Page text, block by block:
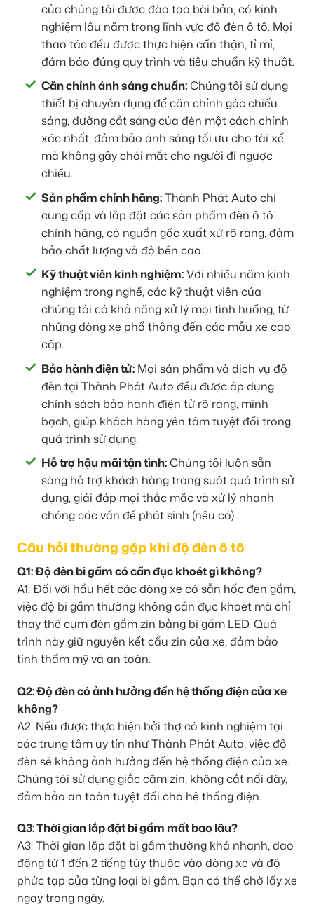
của chúng tôi được đào tạo bài bản, có kinh
nghiệm lâu năm trong lĩnh vực độ đèn ô tô. Mọi
thao tác đều được thực hiện cẩn thận, tỉ mỉ,
đảm bảo đúng quy trình và tiêu chuẩn kỹ thuật.
Căn chỉnh ánh sáng chuẩn:Chúng tôi sử dụng
thiết bị chuyên dụng để căn chỉnh góc chiếu
sáng, đường cắt sáng của đèn một cách chính
xác nhất, đảm bảo ánh sáng tối ưu cho tài xế
mà không gây chói mắt cho người đi ngược
chiều.
Sản phẩm chính hãng:Thành Phát Auto chỉ
cung cấp và lắp đặt các sản phẩm đèn ô tô
chính hãng, có nguồn gốc xuất xứ rõ ràng, đảm
bảo chất lượng và độ bền cao.
Kỹ thuật viên kinh nghiệm:Với nhiều năm kinh
nghiệm trong nghề, các kỹ thuật viên của
chúng tôi có khả năng xử lý mọi tình huống, từ
những dòng xe phổ thông đến các mẫu xe cao
cấp.
Bảo hành điện tử: Mọi sản phẩm và dịch vụ độ
đèn tại Thành Phát Auto đều được áp dụng
chính sách bảo hành điện tử rõ ràng, minh
bạch, giúp khách hàng yên tâm tuyệt đối trong
quá trình sử dụng.
Hỗ trợ hậu mãi tận tình:Chúng tôi luôn sẵn
sàng hỗ trợ khách hàng trong suốt quá trình sử
dụng, giải đáp mọi thắc mắc và xử lý nhanh
chóng các vấn đề phát sinh (nếu có).
Câu hỏi thường gặp khi độ đèn ô tô
Q1: Độ đèn bi gầm có cần đục khoét gì không?
A1: Đối với hầu hết các dòng xe có sẵn hốc đèn gầm,
việc độ bi gầm thường không cần đục khoét mà chỉ
thay thế cụm đèn gầm zin bằng bi gầm LED. Quá
trình này giữ nguyên kết cấu zin của xe, đảm bảo
tính thẩm mỹ và an toàn.
Q2: Độ đèn có ảnh hưởng đến hệ thống điện của xe
không?
A2: Nếu được thực hiện bởi thợ có kinh nghiệm tại
các trung tâm uy tín như Thành Phát Auto, việc độ
đèn sẽ không ảnh hưởng đến hệ thống điện của xe.
Chúng tôi sử dụng giắc cắm zin, không cắt nối dây,
đảm bảo an toàn tuyệt đối cho hệ thống điện.
Q3: Thời gian lắp đặt bi gầm mất bao lâu?
A3: Thời gian lắp đặt bi gầm thường khá nhanh, dao
động từ 1 đến 2 tiếng tùy thuộc vào dòng xe và độ
phức tạp của từng loại bi gầm. Bạn có thể chờ lấy xe
ngay trong ngày.